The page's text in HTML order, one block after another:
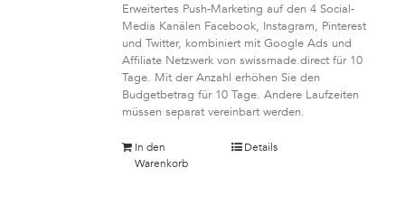
Erweitertes Push-Marketing auf den 4 Social-
Media Kanälen Facebook, Instagram, Pinterest
und Twitter, kombiniert mit Google Ads und
Affiliate Netzwerk von swissmade.direct für 10
Tage. Mit der Anzahl erhöhen Sie den
Budgetbetrag für 10 Tage. Andere Laufzeiten
müssen separat vereinbart werden.
In den
Warenkorb
Details